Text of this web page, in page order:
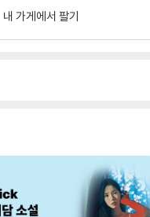
내 가게에서 팔기